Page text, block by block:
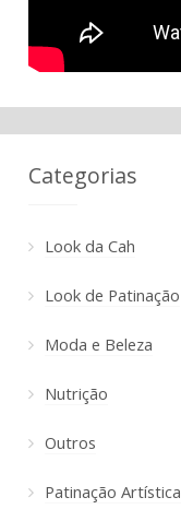
Categorias
Look da Cah
Look de Patinação
Moda e Beleza
Nutrição
Outros
Patinação Artística